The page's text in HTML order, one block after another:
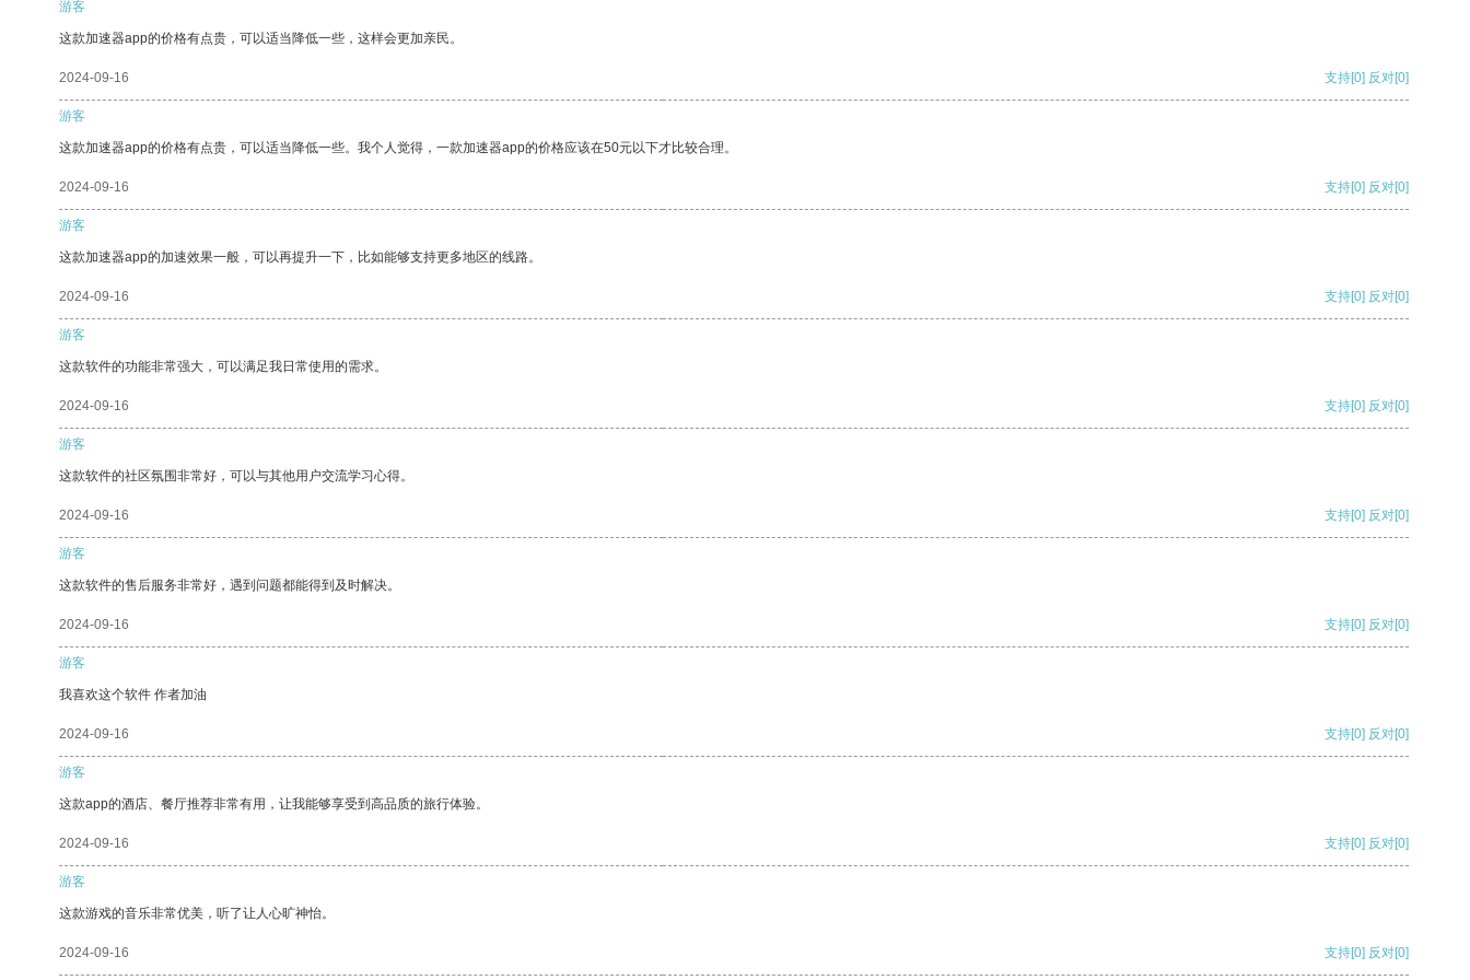
游客
这款加速器app的价格有点贵，可以适当降低一些，这样会更加亲民。
2024-09-16 支持[0] 反对[0]
游客
这款加速器app的价格有点贵，可以适当降低一些。我个人觉得，一款加速器app的价格应该在50元以下才比较合理。
2024-09-16 支持[0] 反对[0]
游客
这款加速器app的加速效果一般，可以再提升一下，比如能够支持更多地区的线路。
2024-09-16 支持[0] 反对[0]
游客
这款软件的功能非常强大，可以满足我日常使用的需求。
2024-09-16 支持[0] 反对[0]
游客
这款软件的社区氛围非常好，可以与其他用户交流学习心得。
2024-09-16 支持[0] 反对[0]
游客
这款软件的售后服务非常好，遇到问题都能得到及时解决。
2024-09-16 支持[0] 反对[0]
游客
我喜欢这个软件 作者加油
2024-09-16 支持[0] 反对[0]
游客
这款app的酒店、餐厅推荐非常有用，让我能够享受到高品质的旅行体验。
2024-09-16 支持[0] 反对[0]
游客
这款游戏的音乐非常优美，听了让人心旷神怡。
2024-09-16 支持[0] 反对[0]